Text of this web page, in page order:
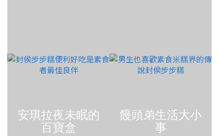
安琪拉夜未眠的
百寶盒
饅頭弟生活大小
事